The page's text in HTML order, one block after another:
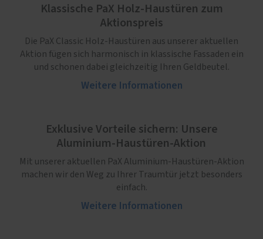
Klassische PaX Holz-Haustüren zum
Aktionspreis
Die PaX Classic Holz-Haustüren aus unserer aktuellen
Aktion fügen sich harmonisch in klassische Fassaden ein
und schonen dabei gleichzeitig Ihren Geldbeutel.
Weitere Informationen
Exklusive Vorteile sichern: Unsere
Aluminium-Haustüren-Aktion
Mit unserer aktuellen PaX Aluminium-Haustüren-Aktion
machen wir den Weg zu Ihrer Traumtür jetzt besonders
einfach.
Weitere Informationen